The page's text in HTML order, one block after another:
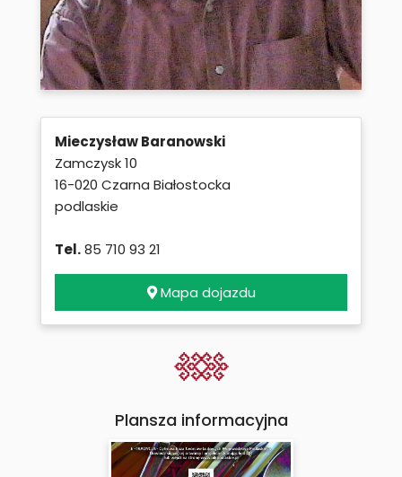
Mieczysław Baranowski
Zamczysk 10
16-020 Czarna Białostocka
podlaskie
Tel.85 710 93 21
Mapa dojazdu
Plansza informacyjna